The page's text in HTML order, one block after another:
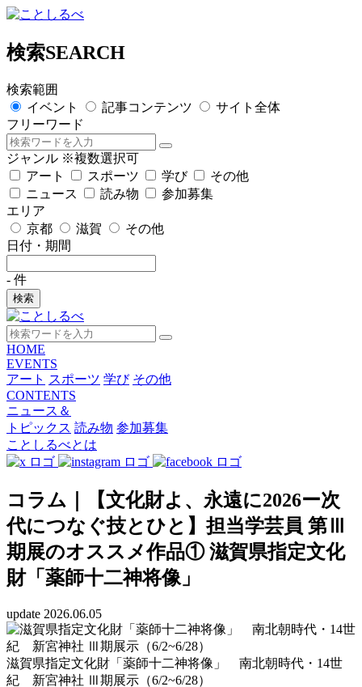
検索SEARCH
検索範囲
イベント
記事コンテンツ
サイト全体
フリーワード
ジャンル ※複数選択可
アート
スポーツ 学び
その他
ニュース
読み物
参加募集
エリア
京都
滋賀
その他
日付・期間
- 件
検索
HOME
EVENTS
アート スポーツ 学び その他
CONTENTS
ニュース＆
トピックス 読み物 参加募集
ことしるべとは
コラム｜【文化財よ、永遠に2026ー次
代につなぐ技とひと】担当学芸員 第Ⅲ
期展のオススメ作品① 滋賀県指定文化
財「薬師十二神将像」
update 2026.06.05
滋賀県指定文化財「薬師十二神将像」 南北朝時代・14世
紀 新宮神社 Ⅲ期展示（6/2~6/28）